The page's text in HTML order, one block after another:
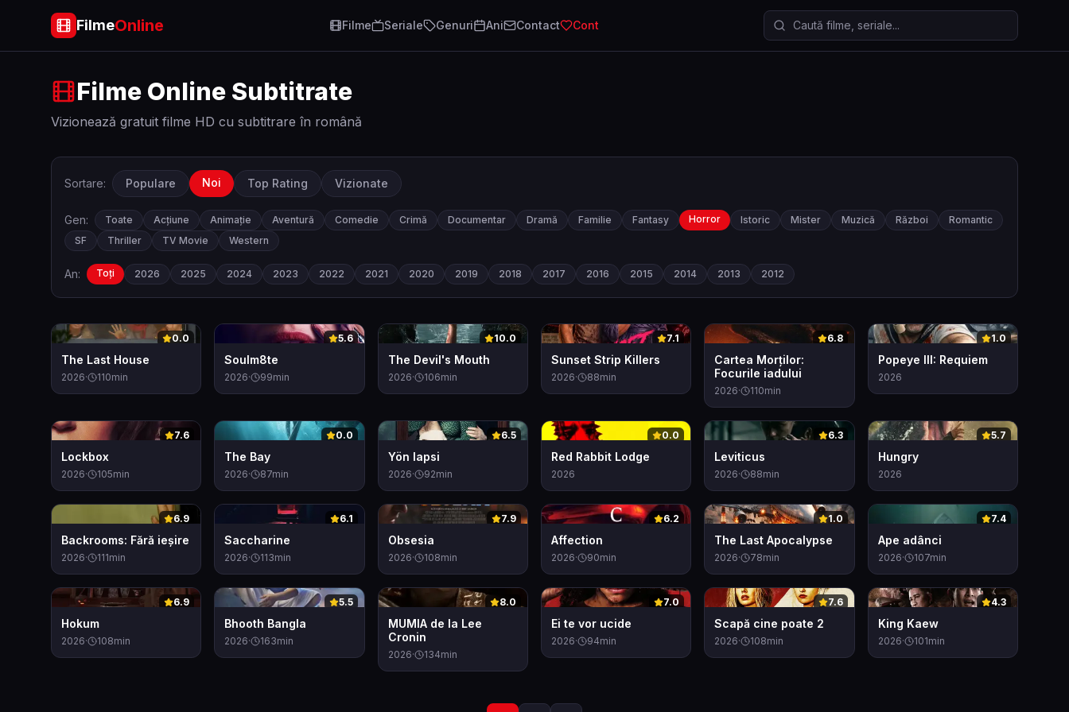
FilmeOnline Filme Seriale Genuri Ani Contact Cont Caută filme și seriale
Filme Online Subtitrate
Vizionează gratuit filme HD cu subtitrare în română
Sortare: Populare Noi Top Rating Vizionate
Gen: Toate Acțiune Animație Aventură Comedie Crimă Documentar Dramă Familie Fantasy Horror Istoric Mister Muzică Război
Romantic
SF
Thriller TV Movie Western
An: Toți 2026 2025 2024 2023 2022 2021 2020 2019 2018 2017 2016 2015 2014 2013 2012
0 0.0
The Last House
2026· 110min
0 5.6
Soulm8te
2026· 99min
0 10.0
The Devil's Mouth
2026· 106min
0 7.1
Sunset Strip Killers
2026· 88min
0 6.8
Cartea Morților:
Focurile iadului
2026· 110min
0 1.0
Popeye III: Requiem
2026
0 7.6
Lockbox
2026· 105min
0 0.0
The Bay
2026· 87min
0 6.5
Yön lapsi
2026· 92min
0 0.0
Red Rabbit Lodge
2026
0 6.3
Leviticus
2026· 88min
0 5.7
Hungry
2026
0 6.9
Backrooms: Fără ieșire
2026· 111min
6.1
Saccharine
2026· 113min
0 7.9
Obsesia
2026· 108min
0 6.2
Affection
2026· 90min
0 1.0
The Last Apocalypse
2026· 78min
0 7.4
Ape adânci
2026· 107min
0 6.9
Hokum
2026· 108min
0 5.5
Bhooth Bangla
2026· 163min
0 8.0
MUMIA de la Lee
Cronin
2026· 134min
0 7.0
Ei te vor ucide
2026· 94min
0 7.6
Scapă cine poate 2
2026· 108min
0 4.3
King Kaew
2026· 101min